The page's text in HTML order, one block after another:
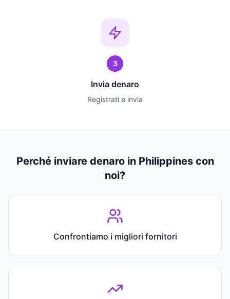
3
Invia denaro
Registrati e invia
Perché inviare denaro in Philippines con
noi?
Confrontiamo i migliori fornitori